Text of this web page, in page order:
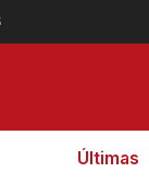
Últimas